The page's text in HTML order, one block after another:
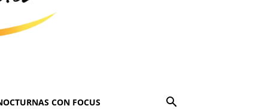
CON FOCUS